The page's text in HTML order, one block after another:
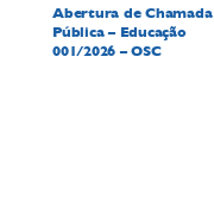
Abertura de Chamada
Pública – Educação
001/2026 – OSC